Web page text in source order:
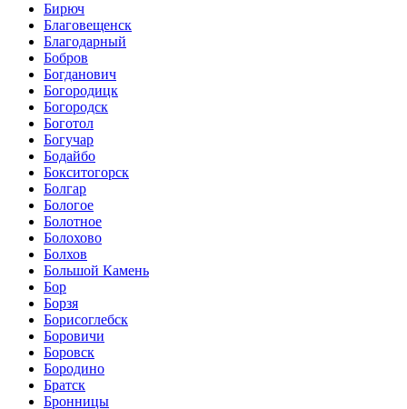
Бирюч
Благовещенск
Благодарный
Бобров
Богданович
Богородицк
Богородск
Боготол
Богучар
Бодайбо
Бокситогорск
Болгар
Бологое
Болотное
Болохово
Болхов
Большой Камень
Бор
Борзя
Борисоглебск
Боровичи
Боровск
Бородино
Братск
Бронницы